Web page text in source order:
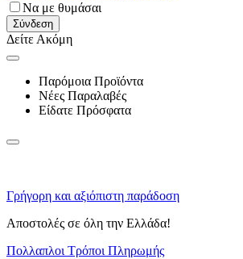
Να με θυμάσαι
Σύνδεση
Δείτε Ακόμη
Παρόμοια Προϊόντα
Νέες Παραλαβές
Είδατε Πρόσφατα
Γρήγορη και αξιόπιστη παράδοση
Αποστολές σε όλη την Ελλάδα!
Πολλαπλοι Τρόποι Πληρωμής